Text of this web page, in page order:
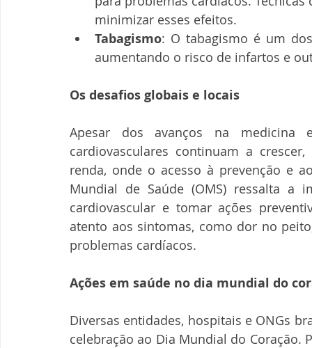
minimizar esses efeitos.
Tabagismo: O tabagismo é um
aumentando o risco de infartos e
Os desafios globais e locais
Apesar dos avanços na medicina
cardiovasculares continuam a
renda, onde o acesso à prevenção e
Mundial de Saúde (OMS) ressalta a
cardiovascular e tomar ações
atento aos sintomas, como dor no
problemas cardíacos.
Ações em saúde no dia mundial do
Diversas entidades, hospitais e ONGs
celebração ao Dia Mundial do Coração.